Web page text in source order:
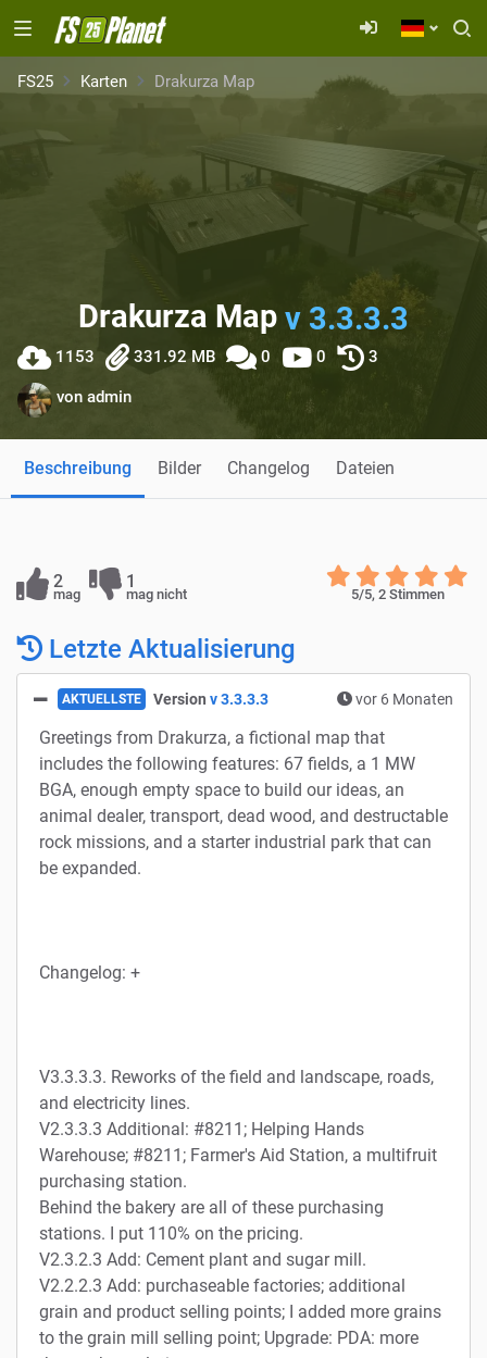
FS25 Karten Drakurza Map
Drakurza Map v 3.3.3.3
1153 331.92 MB 0 0 3
von admin
Beschreibung Bilder Changelog Dateien
2
mag
1
mag nicht 5/5, 2Stimmen
Letzte Aktualisierung
AKTUELLSTE Version v 3.3.3.3 vor 6 Monaten
Greetings from Drakurza, a fictional map that
includes the following features: 67 fields, a 1 MW
BGA, enough empty space to build our ideas, an
animal dealer, transport, dead wood, and destructable
rock missions, and a starter industrial park that can
be expanded.
Changelog: +
V3.3.3.3. Reworks of the field and landscape, roads,
and electricity lines.
V2.3.3.3 Additional: #8211; Helping Hands
Warehouse; #8211; Farmer's Aid Station, a multifruit
purchasing station.
Behind the bakery are all of these purchasing
stations. I put 110% on the pricing.
V2.3.2.3 Add: Cement plant and sugar mill.
V2.2.2.3 Add: purchaseable factories; additional
grain and product selling points; I added more grains
to the grain mill selling point; Upgrade: PDA: more